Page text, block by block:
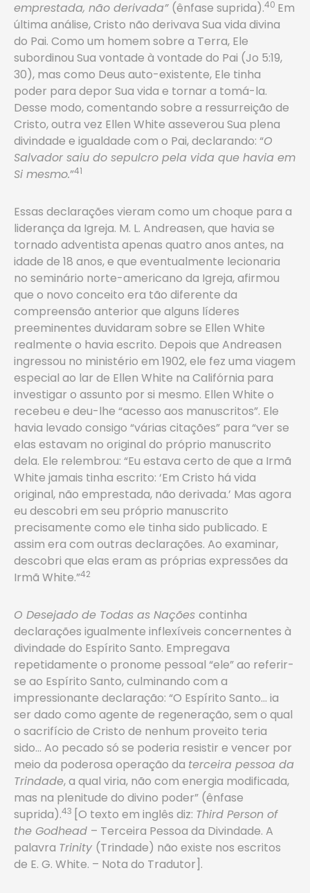
emprestada, não derivada” (ênfase suprida).40 Em
última análise, Cristo não derivava Sua vida divina
do Pai. Como um homem sobre a Terra, Ele
subordinou Sua vontade à vontade do Pai (Jo 5:19,
30), mas como Deus auto-existente, Ele tinha
poder para depor Sua vida e tornar a tomá-la.
Desse modo, comentando sobre a ressurreição de
Cristo, outra vez Ellen White asseverou Sua plena
divindade e igualdade com o Pai, declarando: “O
Salvador saiu do sepulcro pela vida que havia em
Si mesmo.”41
Essas declarações vieram como um choque para a
liderança da Igreja. M. L. Andreasen, que havia se
tornado adventista apenas quatro anos antes, na
idade de 18 anos, e que eventualmente lecionaria
no seminário norte-americano da Igreja, afirmou
que o novo conceito era tão diferente da
compreensão anterior que alguns líderes
preeminentes duvidaram sobre se Ellen White
realmente o havia escrito. Depois que Andreasen
ingressou no ministério em 1902, ele fez uma viagem
especial ao lar de Ellen White na Califórnia para
investigar o assunto por si mesmo. Ellen White o
recebeu e deu-lhe “acesso aos manuscritos”. Ele
havia levado consigo “várias citações” para “ver se
elas estavam no original do próprio manuscrito
dela. Ele relembrou: “Eu estava certo de que a Irmã
White jamais tinha escrito: ‘Em Cristo há vida
original, não emprestada, não derivada.’ Mas agora
eu descobri em seu próprio manuscrito
precisamente como ele tinha sido publicado. E
assim era com outras declarações. Ao examinar,
descobri que elas eram as próprias expressões da
Irmã White.”42
O Desejado de Todas as Nações continha
declarações igualmente inflexíveis concernentes à
divindade do Espírito Santo. Empregava
repetidamente o pronome pessoal “ele” ao referir-
se ao Espírito Santo, culminando com a
impressionante declaração: “O Espírito Santo… ia
ser dado como agente de regeneração, sem o qual
o sacrifício de Cristo de nenhum proveito teria
sido… Ao pecado só se poderia resistir e vencer por
meio da poderosa operação da terceira pessoa da
Trindade, a qual viria, não com energia modificada,
mas na plenitude do divino poder” (ênfase
suprida).43 [O texto em inglês diz: Third Person of
the Godhead – Terceira Pessoa da Divindade. A
palavra Trinity (Trindade) não existe nos escritos
de E. G. White. – Nota do Tradutor].